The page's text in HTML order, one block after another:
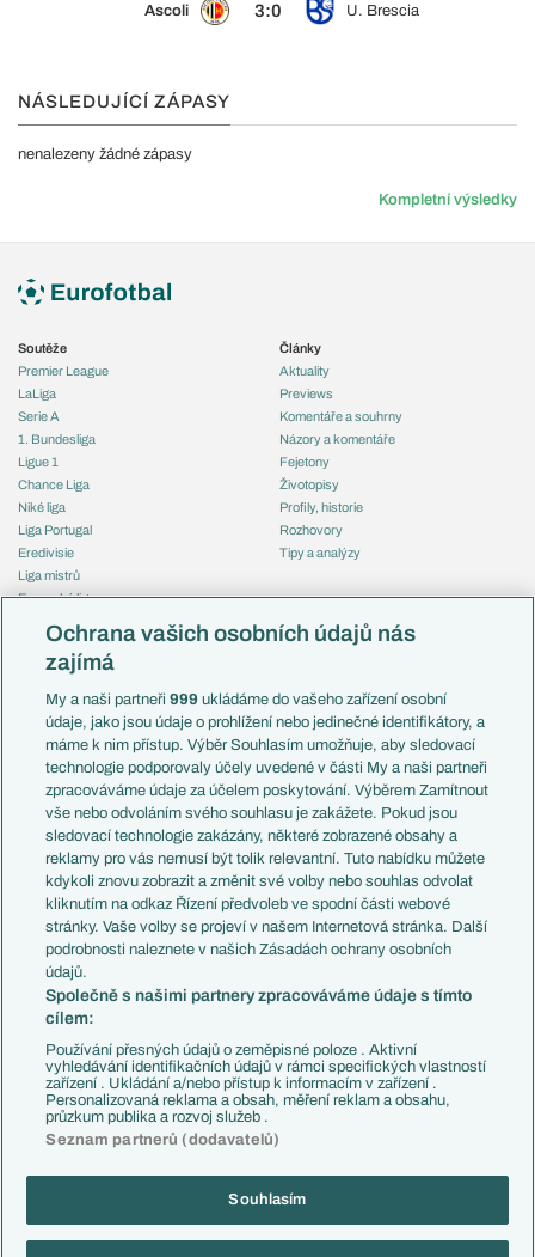
Ascoli 3:0 U. Brescia
NÁSLEDUJÍCÍ ZÁPASY
nenalezeny žádné zápasy
Kompletní výsledky
Soutěže
Premier League
LaLiga
Serie A
1. Bundesliga
Ligue 1
Chance Liga
Niké liga
Liga Portugal
Eredivisie
Liga mistrů
Evropská liga
Mistrovství světa
Liga národů
Témata
Představení týmů MS
EuroSkauting
PL v kostce
Evropské koeficienty
Přestupy
Přestupové spekulace
Zranění
Kluby
Arsenal FC
Chelsea FC
Manchester United
AC Milán
Juventus FC
Bayern Mnichov
FC Barcelona
Real Madrid
Články
Aktuality
Previews
Komentáře a souhrny
Názory a komentáře
Fejetony
Životopisy
Profily, historie
Rozhovory
Tipy a analýzy
Česko
Francie
Itálie
Německo
Španělsko
Argentina
Brazílie
Přestupy
Zápasy
Livescore
Tipovací soutěž
Copyright © 2001-2026 EuroFotbal.cz. Využíváme zpravodajství ČTK.
Ochrana vašich osobních údajů nás
zajímá
My a naši partneři999 ukládáme do vašeho zařízení osobní
údaje, jako jsou údaje o prohlížení nebo jedinečné identifikátory, a
máme k nim přístup. Výběr Souhlasím umožňuje, aby sledovací
technologie podporovaly účely uvedené v části My a naši partneři
zpracováváme údaje za účelem poskytování. Výběrem Zamítnout
vše nebo odvoláním svého souhlasu je zakážete. Pokud jsou
sledovací technologie zakázány, některé zobrazené obsahy a
reklamy pro vás nemusí být tolik relevantní. Tuto nabídku můžete
kdykoli znovu zobrazit a změnit své volby nebo souhlas odvolat
kliknutím na odkaz Řízení předvoleb ve spodní části webové
stránky. Vaše volby se projeví v našem Internetová stránka. Další
podrobnosti naleznete v našich Zásadách ochrany osobních
údajů.
Společně s našimi partnery zpracováváme údaje s tímto
cílem:
Používání přesných údajů o zeměpisné poloze . Aktivní
vyhledávání identifikačních údajů v rámci specifických vlastností
zařízení . Ukládání a/nebo přístup k informacím v zařízení .
Personalizovaná reklama a obsah, měření reklam a obsahu,
průzkum publika a rozvoj služeb .
Seznam partnerů (dodavatelů)
Souhlasím